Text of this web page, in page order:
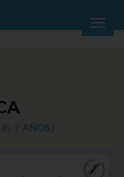
(6-7 AÑOS)